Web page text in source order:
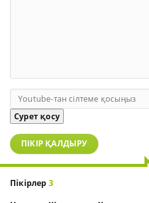
Сурет қосу
ПІКІР ҚАЛДЫРУ
Пікірлер 3